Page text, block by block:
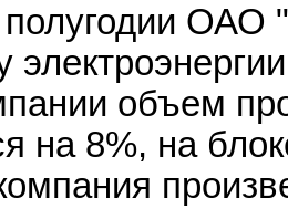
ОАО
объем
на 8%, на